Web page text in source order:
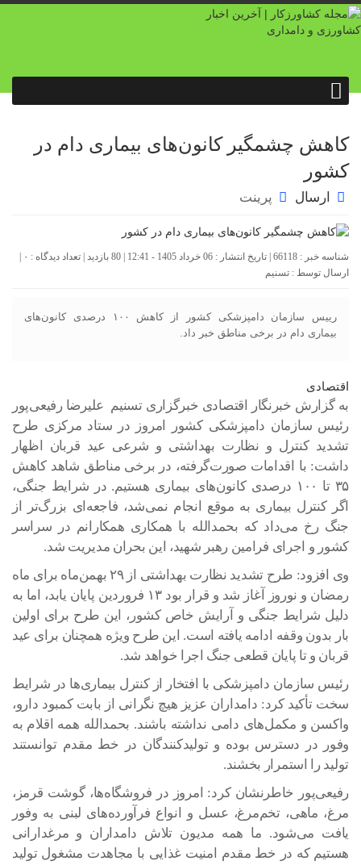
کاهش چشمگیر کانون‌های بیماری دام در
کشور
ارسال پرینت
شناسه خبر : 66118 | تاریخ انتشار : 06 خرداد 1405 - 12:41 | 80 بازدید | تعداد دیدگاه : ۰
ارسال توسط : تسنیم
رییس سازمان دامپزشکی کشور از کاهش ۱۰۰ درصدی کانون‌های
بیماری دام در برخی مناطق خبر داد.
اقتصادی
به گزارش خبرنگار اقتصادی خبرگزاری تسنیم علیرضا رفیعی‌پور
رئیس سازمان دامپزشکی کشور امروز در ستاد مرکزی طرح
تشدید کنترل و نظارت بهداشتی و شرعی عید قربان اظهار
داشت: با اقدامات صورت‌گرفته، در برخی مناطق شاهد کاهش
۳۵ تا ۱۰۰ درصدی کانون‌های بیماری هستیم. در شرایط جنگی،
اگر کنترل بیماری به موقع انجام نمی‌شد، فاجعه‌ای بزرگ‌تر از
جنگ رخ می‌داد که بحمدالله با همکاری همکارانم در سراسر
کشور و اجرای فرامین رهبر شهید، این بحران مدیریت شد.
وی افزود: طرح تشدید نظارت بهداشتی از ۲۹ بهمن‌ماه برای ماه
رمضان و نوروز آغاز شد و قرار بود ۱۳ فروردین پایان یابد، اما به
دلیل شرایط جنگی و آرایش خاص کشور، این طرح برای اولین
بار بدون وقفه ادامه یافته است. این طرح ویژه همچنان برای عید
قربان و تا پایان قطعی جنگ اجرا خواهد شد.
رئیس سازمان دامپزشکی با افتخار از کنترل بیماری‌ها در شرایط
سخت تأکید کرد: دامداران عزیز هیچ نگرانی از بابت کمبود دارو،
واکسن و مکمل‌های دامی نداشته باشند. بحمدالله همه اقلام به
وفور در دسترس بوده و تولیدکنندگان در خط مقدم توانستند
تولید را استمرار بخشند.
رفیعی‌پور خاطرنشان کرد: امروز در فروشگاه‌ها، گوشت قرمز،
مرغ، ماهی، تخم‌مرغ، عسل و انواع فرآورده‌های لبنی به وفور
یافت می‌شود. ما همه مدیون تلاش دامداران و مرغدارانی
هستیم که در خط مقدم امنیت غذایی با مجاهدت مشغول تولید